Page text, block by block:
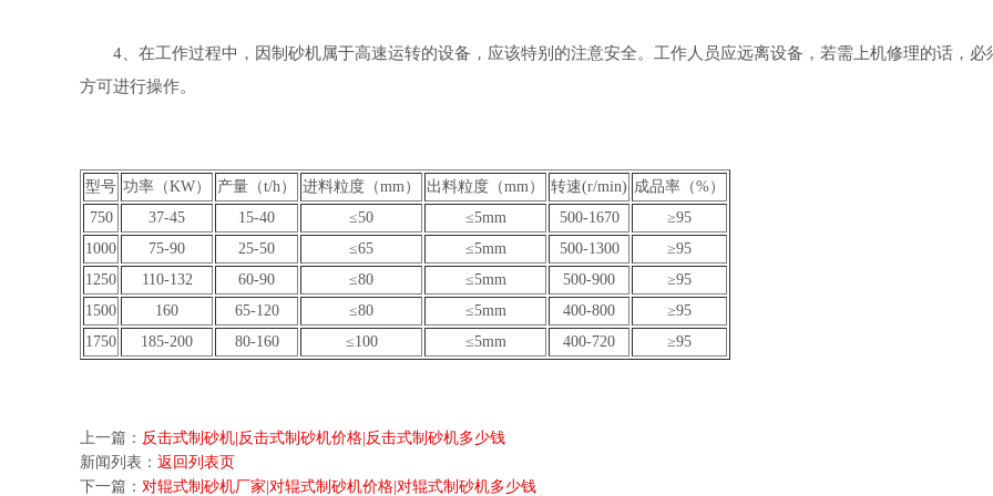
4、在工作过程中，因制砂机属于高速运转的设备，应该特别的注意安全。工作人员应远离设备，若需上机修理的话，必
方可进行操作。
型号 功率（KW） 产量（t/h） 进料粒度（mm） 出料粒度（mm） 转速(r/min) 成品率（%）
750
37-45 15-40 ≤50 ≤5mm 500-1670
≥95
1000
75-90 25-50 ≤65 ≤5mm 500-1300
≥95
1250
110-132 60-90 ≤80 ≤5mm 500-900
≥95
1500
160 65-120 ≤80 ≤5mm 400-800
≥95
1750
185-200 80-160 ≤100 ≤5mm 400-720 ≥95
上一篇： 反击式制砂机|反击式制砂机价格|反击式制砂机多少钱
新闻列表： 返回列表页
下一篇： 对辊式制砂机厂家|对辊式制砂机价格|对辊式制砂机多少钱